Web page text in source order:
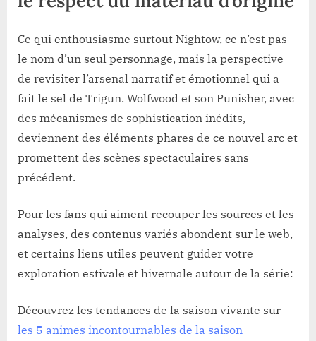
Ce qui enthousiasme surtout Nightow, ce n’est pas
le nom d’un seul personnage, mais la perspective
de revisiter l’arsenal narratif et émotionnel qui a
fait le sel de Trigun. Wolfwood et son Punisher, avec
des mécanismes de sophistication inédits,
deviennent des éléments phares de ce nouvel arc et
promettent des scènes spectaculaires sans
précédent.
Pour les fans qui aiment recouper les sources et les
analyses, des contenus variés abondent sur le web,
et certains liens utiles peuvent guider votre
exploration estivale et hivernale autour de la série:
Découvrez les tendances de la saison vivante sur
les 5 animes incontournables de la saison